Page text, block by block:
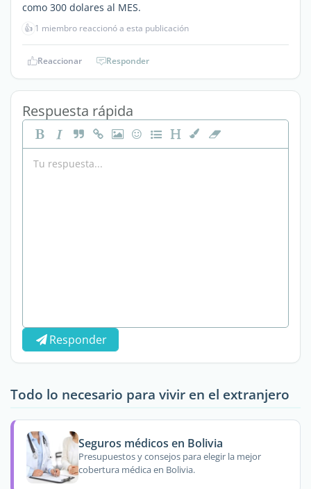
como 300 dolares al MES.
👍 1 miembro reaccionó a esta publicación
Reaccionar Responder
Respuesta rápida
Responder
Todo lo necesario para vivir en el extranjero
Seguros médicos en Bolivia
Presupuestos y consejos para elegir la mejor
cobertura médica en Bolivia.